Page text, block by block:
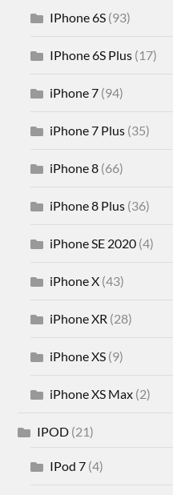
IPhone 6S (93)
IPhone 6S Plus (17)
iPhone 7 (94)
iPhone 7 Plus (35)
iPhone 8 (66)
iPhone 8 Plus (36)
iPhone SE 2020 (4)
iPhone X (43)
iPhone XR (28)
iPhone XS (9)
iPhone XS Max (2)
IPOD (21)
IPod 7 (4)